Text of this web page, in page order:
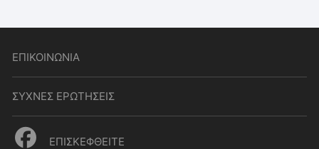
ΕΠΙΚΟΙΝΩΝΙΑ
ΣΥΧΝΕΣ ΕΡΩΤΗΣΕΙΣ
ΕΠΙΣΚΕΦΘΕΙΤΕ